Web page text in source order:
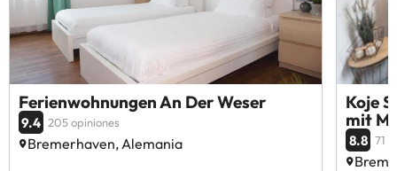
Ferienwohnungen An Der Weser
9.4 205 opiniones
Bremerhaven, Alemania
Koje
mit
8.8 71